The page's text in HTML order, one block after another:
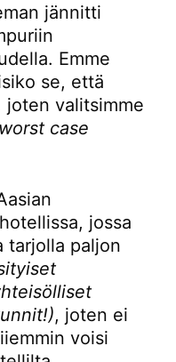
jännitti
Emme
se, että
valitsimme
worst case
jossa
tarjolla paljon
, joten ei
voisi